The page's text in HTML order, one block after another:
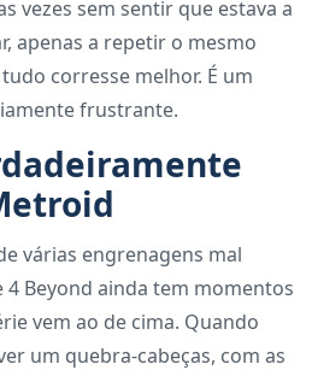
vezes sem sentir que estava a
apenas a repetir o mesmo
corresse melhor. É um
frustrante.
várias engrenagens mal
Beyond ainda tem momentos
vem ao de cima. Quando
um quebra-cabeças, com as